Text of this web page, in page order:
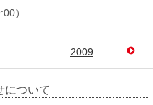
）
2009
について